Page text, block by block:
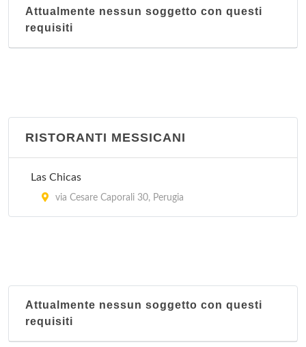
Attualmente nessun soggetto con questi
requisiti
RISTORANTI MESSICANI
Las Chicas
via Cesare Caporali 30, Perugia
Attualmente nessun soggetto con questi
requisiti